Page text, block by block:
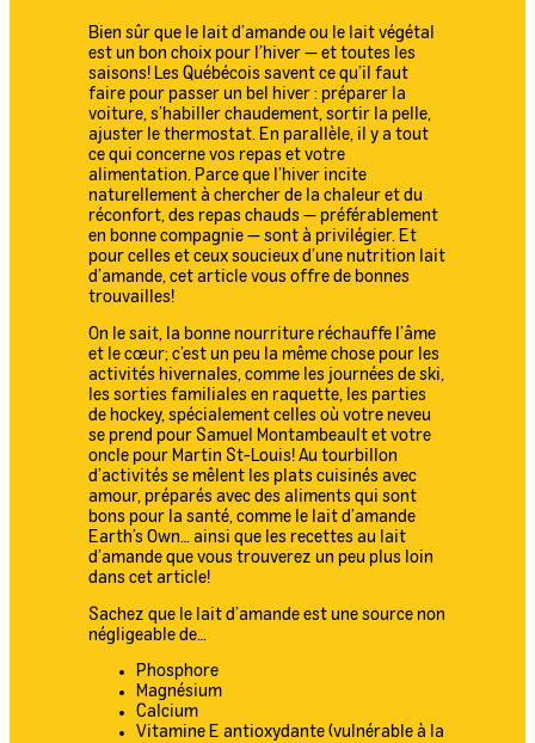
Bien sûr que le lait d’amande ou le lait végétal
est un bon choix pour l’hiver — et toutes les
saisons! Les Québécois savent ce qu’il faut
faire pour passer un bel hiver : préparer la
voiture, s’habiller chaudement, sortir la pelle,
ajuster le thermostat. En parallèle, il y a tout
ce qui concerne vos repas et votre
alimentation. Parce que l’hiver incite
naturellement à chercher de la chaleur et du
réconfort, des repas chauds — préférablement
en bonne compagnie — sont à privilégier. Et
pour celles et ceux soucieux d’une nutrition lait
d’amande, cet article vous offre de bonnes
trouvailles!
On le sait, la bonne nourriture réchauffe l’âme
et le cœur; c’est un peu la même chose pour les
activités hivernales, comme les journées de ski,
les sorties familiales en raquette, les parties
de hockey, spécialement celles où votre neveu
se prend pour Samuel Montambeault et votre
oncle pour Martin St-Louis! Au tourbillon
d’activités se mêlent les plats cuisinés avec
amour, préparés avec des aliments qui sont
bons pour la santé, comme le lait d’amande
Earth’s Own… ainsi que les recettes au lait
d’amande que vous trouverez un peu plus loin
dans cet article!
Sachez que le lait d’amande est une source non
négligeable de…
Phosphore
Magnésium
Calcium
Vitamine E antioxydante (vulnérable à la